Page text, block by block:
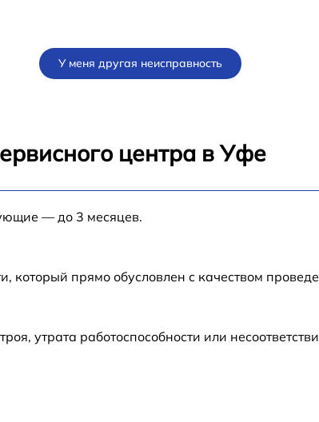
У меня другая неисправность
центра в Уфе
— до 3 месяцев.
который прямо обусловлен с качеством
утрата работоспособности или